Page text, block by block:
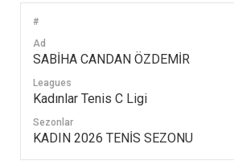
#
Ad
SABİHA CANDAN ÖZDEMİR
Leagues
Kadınlar Tenis C Ligi
Sezonlar
KADIN 2026 TENİS SEZONU